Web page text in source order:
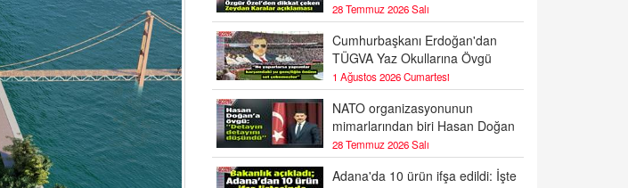
28 Temmuz 2026 Salı
Cumhurbaşkanı Erdoğan'dan
TÜGVA Yaz Okullarına Övgü
1 Ağustos 2026 Cumartesi
NATO organizasyonunun
mimarlarından biri Hasan Doğan
28 Temmuz 2026 Salı
Adana'da 10 ürün ifşa edildi: İşte